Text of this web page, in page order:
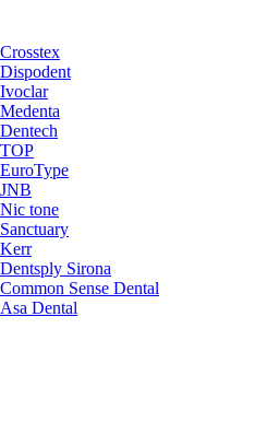
ТОР
tone
Sirona
Sense Dental
Dental